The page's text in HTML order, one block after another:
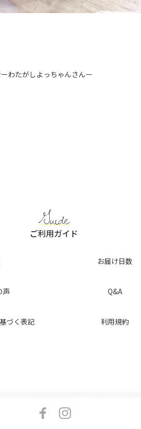
わたがしよっちゃんさんー
Guide
ご利用ガイド
お届け日数
声 Q&A
づく表記 利用規約